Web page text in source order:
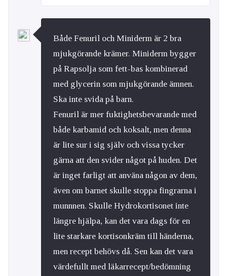
Både Fenuril och Miniderm är 2 bra
mjukgörande krämer. Miniderm bygger
på Rapsolja som fett-bas kombinerad
med glycerin som mjukgörande ämnen.
Ska inte svida på barn.
Fenuril är mer fuktighetsbevarande med
både karbamid och koksalt, men denna
är lite sur i sig själv och vissa tycker
gärna att den svider något på huden. Det
är inget farligt att använa någon av dem,
även om barnet skulle stoppa fingrarna i
munnnen. Skulle Hydrokortisonet inte
längre hjälpa, kan det vara dags för en
lite starkare kortisonkräm till händerna,
men recept behövs då. Sen kan det vara
värdefullt med läkarrecept/bedömning